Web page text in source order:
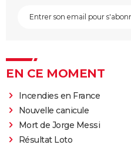
EN CE MOMENT
Incendies en France
Nouvelle canicule
Mort de Jorge Messi
Résultat Loto